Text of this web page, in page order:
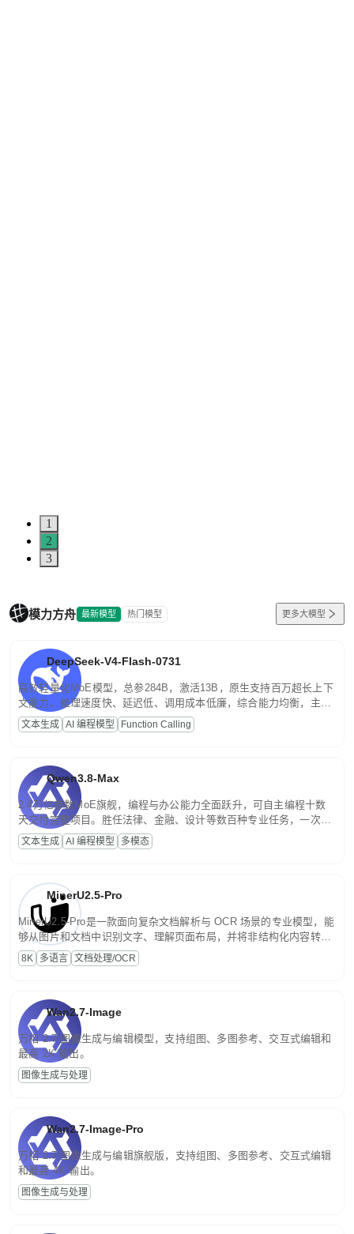
1
2
3
模力方舟 最新模型 热门模型 更多大模型
DeepSeek-V4-Flash-0731
高效轻量化MoE模型，总参284B，激活13B，原生支持百万超长上下
文能力。推理速度快、延迟低、调用成本低廉，综合能力均衡，主打
高并发、轻量化任务，适合日常对话、内容创作、基础 RAG、批量
文案处理等普惠刚需场景。
文本生成 AI 编程模型 Function Calling
Qwen3.8-Max
2.4万亿参数MoE旗舰，编程与办公能力全面跃升，可自主编程十数
天交付完整项目。胜任法律、金融、设计等数百种专业任务，一次对
话端到端交付生产级成果。原生视觉理解贯穿规划、执行与验证全流
程，支持超长文档与长视频的深度语义解析。长程任务中自主规划与
文本生成 AI 编程模型 多模态
MinerU2.5-Pro
MinerU2.5-Pro是一款面向复杂文档解析与 OCR 场景的专业模型，能
够从图片和文档中识别文字、理解页面布局，并将非结构化内容转换
为便于存储、检索和二次处理的结构化结果。
8K 多语言 文档处理/OCR
Wan2.7-Image
万相 2.7 图像生成与编辑模型，支持组图、多图参考、交互式编辑和
最高 2K 输出。
图像生成与处理
Wan2.7-Image-Pro
万相 2.7 图像生成与编辑旗舰版，支持组图、多图参考、交互式编辑
和最高 4K 输出。
图像生成与处理